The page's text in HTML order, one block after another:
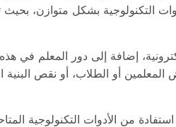
التكنولوجية بشكل متوازن،
إضافة إلى دور المعلم في هذه
أو الطلاب، أو نقص البنية
من الأدوات التكنولوجية